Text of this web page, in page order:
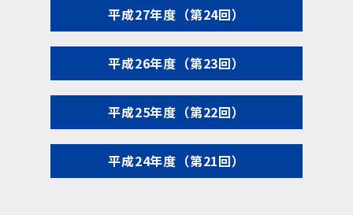
平成27年度（第24回）
平成26年度（第23回）
平成25年度（第22回）
平成24年度（第21回）